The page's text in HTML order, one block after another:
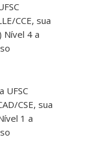
CCE, sua
Nível 4 a
UFSC
CSE, sua
1 a